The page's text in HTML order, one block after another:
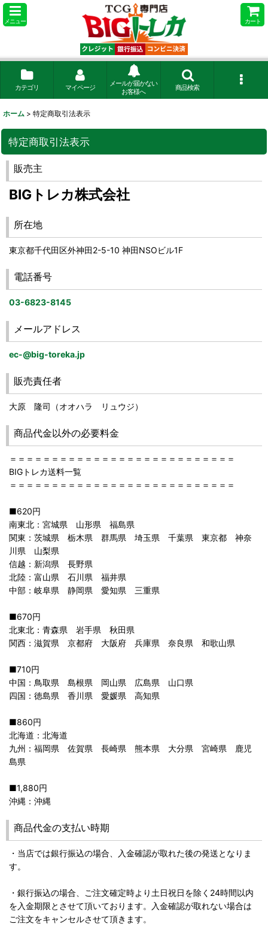
メニュー カート
カテゴリ マイページ
メールが届かない
お客様へ
商品検索
ホーム > 特定商取引法表示
特定商取引法表示
販売主
BIGトレカ株式会社
所在地
東京都千代田区外神田2-5-10 神田NSOビル1F
電話番号
03-6823-8145
メールアドレス
ec-@big-toreka.jp
販売責任者
大原 隆司（オオハラ リュウジ）
商品代金以外の必要料金
＝＝＝＝＝＝＝＝＝＝＝＝＝＝＝＝＝＝＝＝＝＝＝＝＝＝＝
BIGトレカ送料一覧
＝＝＝＝＝＝＝＝＝＝＝＝＝＝＝＝＝＝＝＝＝＝＝＝＝＝＝
■620円
南東北：宮城県 山形県 福島県
関東：茨城県 栃木県 群馬県 埼玉県 千葉県 東京都 神奈
川県 山梨県
信越：新潟県 長野県
北陸：富山県 石川県 福井県
中部：岐阜県 静岡県 愛知県 三重県
■670円
北東北：青森県 岩手県 秋田県
関西：滋賀県 京都府 大阪府 兵庫県 奈良県 和歌山県
■710円
中国：鳥取県 島根県 岡山県 広島県 山口県
四国：徳島県 香川県 愛媛県 高知県
■860円
北海道：北海道
九州：福岡県 佐賀県 長崎県 熊本県 大分県 宮崎県 鹿児
島県
■1,880円
沖縄：沖縄
商品代金の支払い時期
・当店では銀行振込の場合、入金確認が取れた後の発送となりま
す。
・銀行振込の場合、ご注文確定時より土日祝日を除く24時間以内
を入金期限とさせて頂いております。入金確認が取れない場合は
ご注文をキャンセルさせて頂きます。